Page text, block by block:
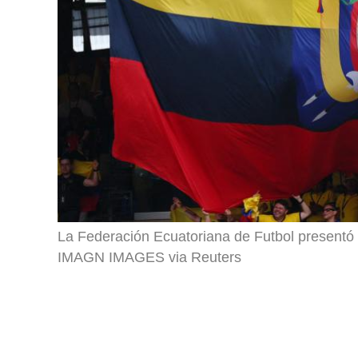
La Federación Ecuatoriana de Futbol
IMAGN IMAGES via Reuters